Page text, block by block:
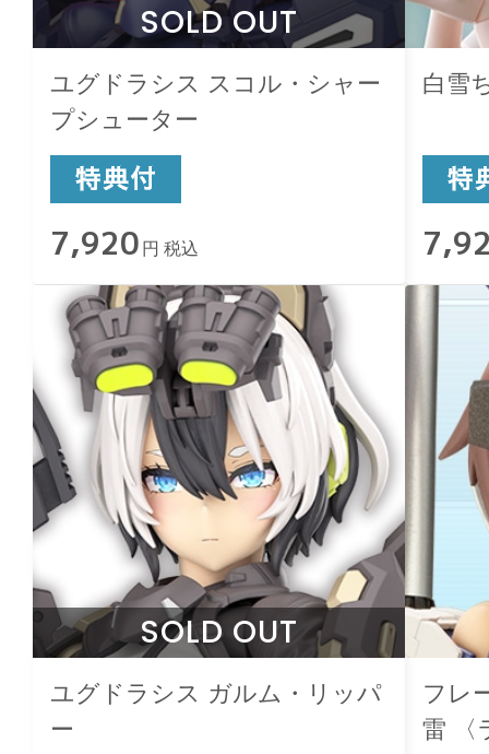
SOLD OUT
ユグドラシス スコル・シャー
プシューター
7,920 円 税込
白雪
SOLD OUT
ユグドラシス ガルム・リッパ
ー
フレ
雷 〈